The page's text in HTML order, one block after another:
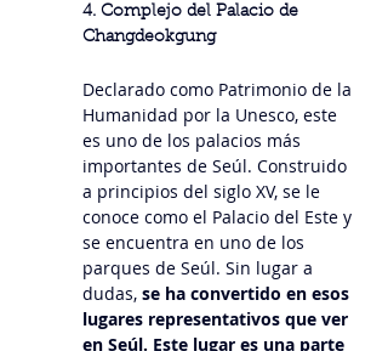
4. Complejo del Palacio de
Changdeokgung
Declarado como Patrimonio de la
Humanidad por la Unesco, este
es uno de los palacios más
importantes de Seúl. Construido
a principios del siglo XV, se le
conoce como el Palacio del Este y
se encuentra en uno de los
parques de Seúl. Sin lugar a
dudas, se ha convertido en esos
lugares representativos que ver
en Seúl. Este lugar es una parte